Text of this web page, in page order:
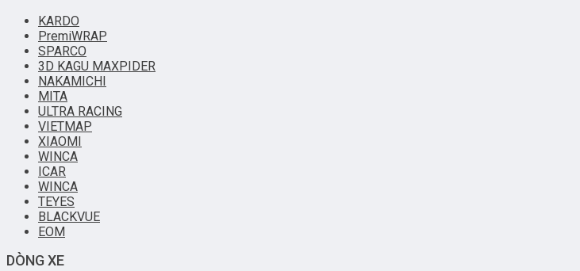
KARDO
PremiWRAP
SPARCO
3D KAGU MAXPIDER
NAKAMICHI
MITA
ULTRA RACING
VIETMAP
XIAOMI
WINCA
ICAR
WINCA
TEYES
BLACKVUE
EOM
DÒNG XE